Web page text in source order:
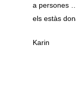
a
els estàs
Karin